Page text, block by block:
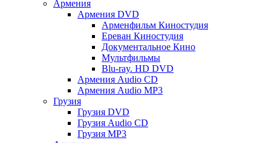
Армения
Армения DVD
Арменфильм Киностудия
Ереван Киностудия
Документальное Кино
Мультфильмы
Blu-ray. HD DVD
Армения Audio CD
Армения Audio MP3
Грузия
Грузия DVD
Грузия Audio CD
Грузия MP3